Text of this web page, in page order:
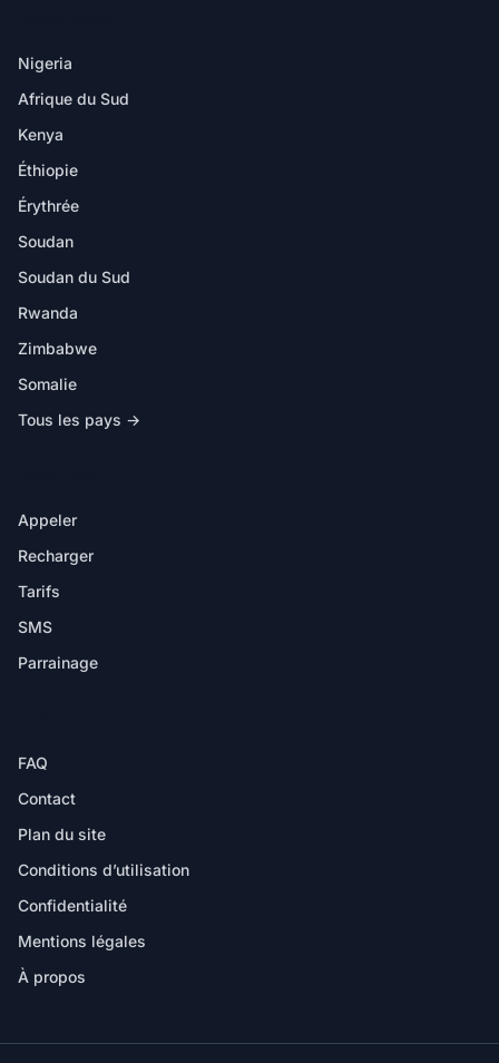
Nigeria
Afrique du Sud
Kenya
Éthiopie
Érythrée
Soudan
Soudan du Sud
Rwanda
Zimbabwe
Somalie
Tous les pays →
Appeler
Recharger
Tarifs
SMS
Parrainage
FAQ
Contact
Plan du site
Conditions d’utilisation
Confidentialité
Mentions légales
À propos